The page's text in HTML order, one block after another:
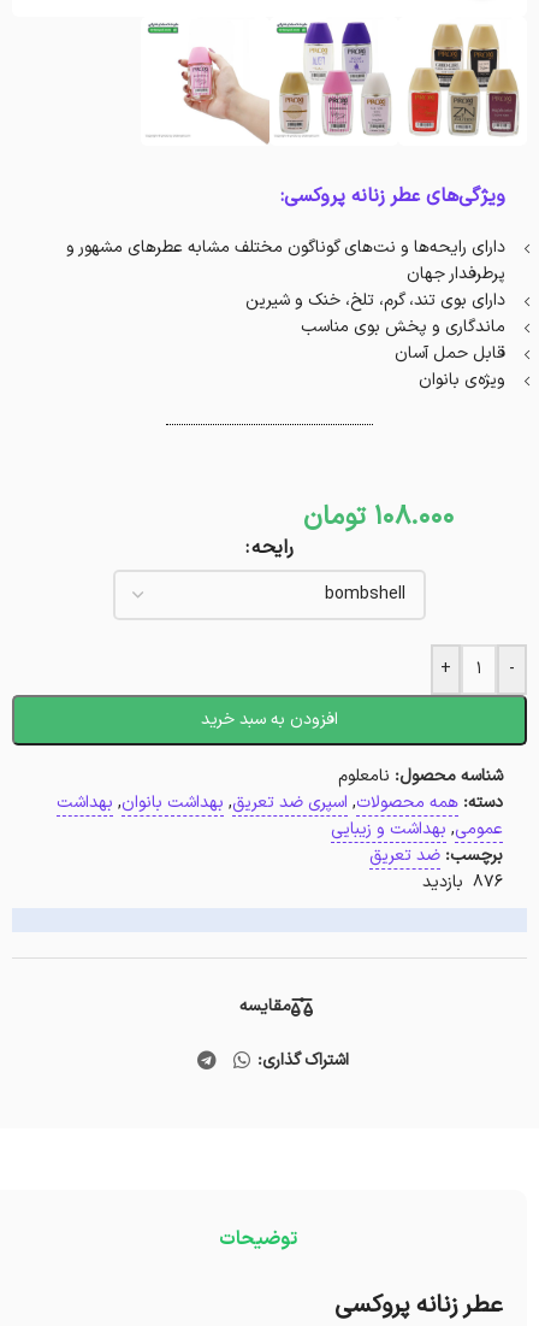
ویژگی‌های عطر زنانه پروکسی:
دارای رایحه‌ها و نت‌های گوناگون مختلف مشابه عطرهای مشهور و
پرطرفدار جهان
دارای بوی تند، گرم، تلخ، خنک و شیرین
ماندگاری و پخش بوی مناسب
قابل حمل آسان
ویژه‌ی بانوان
108.000 تومان
رایحه
-
+
افزودن به سبد خرید
شناسه محصول: نامعلوم
دسته: همه محصولات, اسپری ضد تعریق, بهداشت بانوان, بهداشت
عمومی, بهداشت و زیبایی
برچسب: ضد تعریق
876 بازدید
مقایسه
اشتراک گذاری:
توضیحات
عطر زنانه پروکسی